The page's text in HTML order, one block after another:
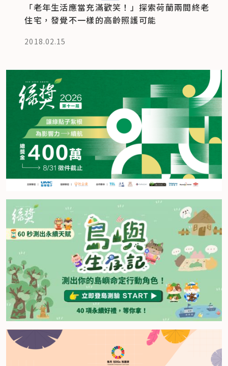
「老年生活應當充滿歡笑！」探索荷蘭兩間終老
住宅，發覺不一樣的高齡照護可能
2018.02.15